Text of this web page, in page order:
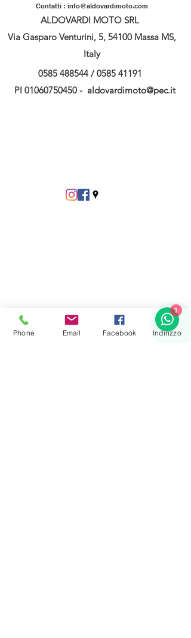
Contatti : info@aldovardimoto.com
ALDOVARDI MOTO SRL
Via Gasparo Venturini, 5, 54100 Massa MS,
Italy
0585 488544 / 0585 41191
PI 01060750450 - aldovardimoto@pec.it
Phone Email Facebook Indirizzo
1